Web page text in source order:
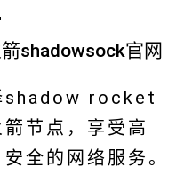
shadowsock官网
shadow rocket
箭节点，享受高
全的网络服务。